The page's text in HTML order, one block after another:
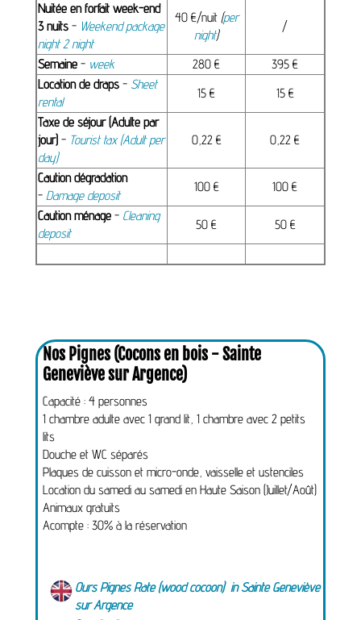
Nuitée en forfait week-end
3 nuits - Weekend package
night 2 night
40 €/nuit (per
night)
/
Semaine - week 280 €
395 €
Location de draps - Sheet
rental
15 €
15 €
Taxe de séjour (Adulte par
jour) - Tourist tax (Adult per
day)
0,22 € 0,22 €
Caution dégradation
- Damage deposit
100 €
100 €
Caution ménage - Cleaning
deposit
50 € 50 €
Nos Pignes (Cocons en bois - Sainte
Geneviève sur Argence)
Capacité : 4 personnes
1 chambre adulte avec 1 grand lit, 1 chambre avec 2 petits
lits
Douche et WC séparés
Plaques de cuisson et micro-onde, vaisselle et ustenciles
Location du samedi au samedi en Haute Saison (Juillet/Août)
Animaux gratuits
Acompte : 30% à la réservation
Ours Pignes Rate (wood cocoon) in Sainte Geneviève
sur Argence